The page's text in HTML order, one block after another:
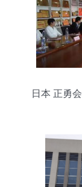
日本 正勇